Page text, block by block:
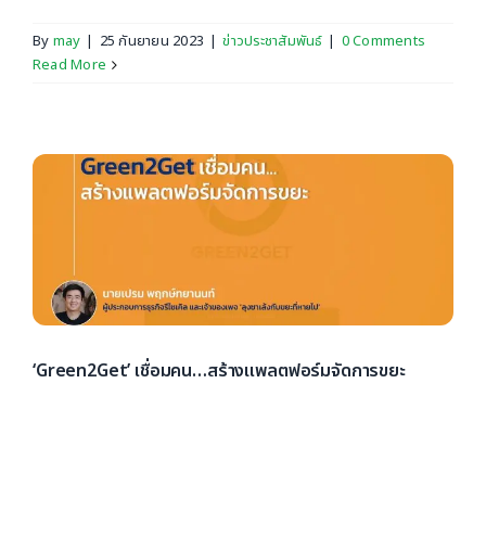
By may | 25 กันยายน 2023 | ข่าวประชาสัมพันธ์ | 0 Comments
Read More
‘Green2Get’ เชื่อมคน…สร้างแพลตฟอร์มจัดการขยะ